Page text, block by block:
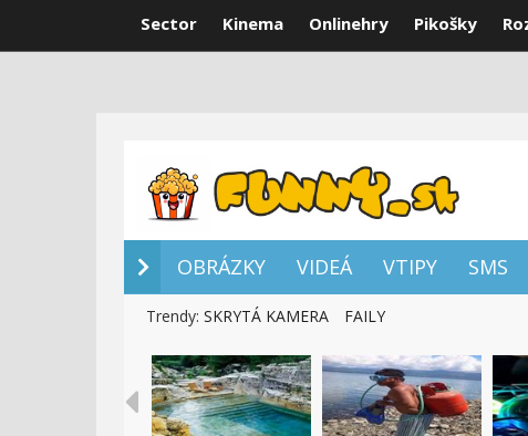
Sector Kinema Onlinehry Pikošky
OBRÁZKY VIDEÁ VTIPY SMS
Trendy: SKRYTÁ KAMERA FAILY